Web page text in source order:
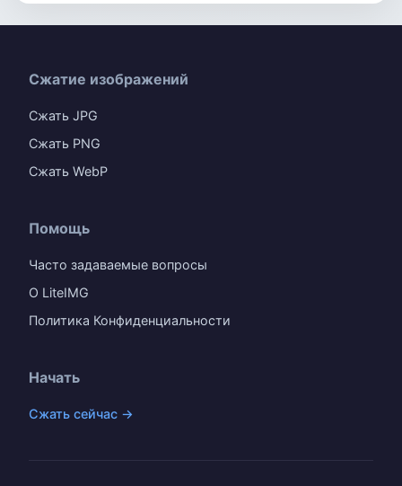
Сжатие изображений
Сжать JPG
Сжать PNG
Сжать WebP
Помощь
Часто задаваемые вопросы
О LiteIMG
Политика Конфиденциальности
Начать
Сжать сейчас →